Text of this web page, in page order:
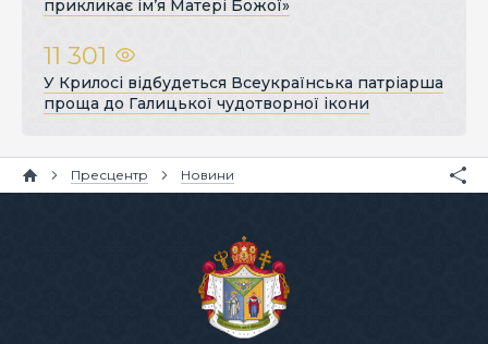
прикликає ім’я Матері Божої»
11 301
У Крилосі відбудеться Всеукраїнська патріарша
проща до Галицької чудотворної ікони
Пресцентр Новини